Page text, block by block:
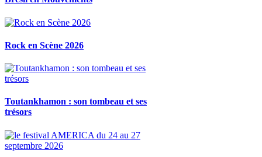
Rock en Scène 2026
Toutankhamon : son tombeau et ses
trésors